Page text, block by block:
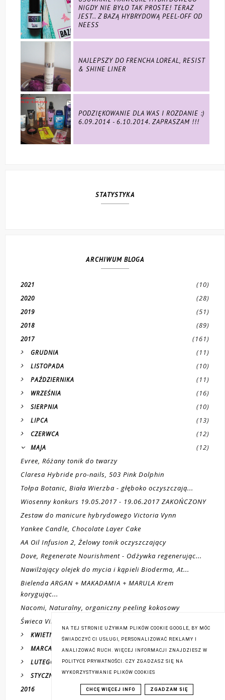
NIGDY NIE BYŁO TAK PROSTE! TERAZ
JEST.. Z BAZĄ HYBRYDOWĄ PEEL-OFF OD
NEESS
NAJLEPSZY DO FRENCHA LOREAL, RESIST
& SHINE LINER
PODZIĘKOWANIE DLA WAS I ROZDANIE :)
6.09.2014 - 6.10.2014. ZAPRASZAM !!!
STATYSTYKA
ARCHIWUM BLOGA
2021 (10)
2020 (28)
2019 (51)
2018 (89)
2017 (161)
GRUDNIA (11)
LISTOPADA (10)
PAŹDZIERNIKA (11)
WRZEŚNIA (16)
SIERPNIA (10)
LIPCA (13)
CZERWCA (12)
MAJA
(12)
Evree, Różany tonik do twarzy
Claresa Hybride pro-nails, 503 Pink Dolphin
Tołpa Botanic, Biała Wierzba - głęboko oczyszczają...
Wiosenny konkurs 19.05.2017 - 19.06.2017 ZAKOŃCZONY
Zestaw do manicure hybrydowego Victoria Vynn
Yankee Candle, Chocolate Layer Cake
AA Oil Infusion 2, Żelowy tonik oczyszczający
Dove, Regenerate Nourishment - Odżywka regenerując...
Nawilżający olejek do mycia i kąpieli Bioderma, At...
Bielenda ARGAN + MAKADAMIA + MARULA Krem
korygując...
Nacomi, Naturalny, organiczny peeling kokosowy
Świeca Village Candle, Powder Fresh
KWIETNIA
MARCA (14)
LUTEGO
STYCZNIA
2016
NA TEJ STRONIE UŻYWAM PLIKÓW COOKIE GOOGLE, BY MÓC
ŚWIADCZYĆ CI USŁUGI, PERSONALIZOWAĆ REKLAMY I
ANALIZOWAĆ RUCH. WIĘCEJ INFORMACJI ZNAJDZIESZ W
POLITYCE PRYWATNOŚCI. CZY ZGADZASZ SIĘ NA
WYKORZYSTYWANIE PLIKÓW COOKIES
CHCĘ WIĘCEJ INFO ZGADZAM SIĘ